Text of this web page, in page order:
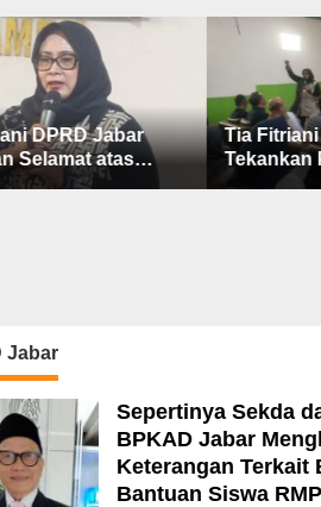
DPRD Jabar
Pentingnya
Politik untuk
Tia
Dorong
Jabar
Sepertinya Sekda
BPKAD Jabar
Keterangan Terkait
Bantuan Siswa